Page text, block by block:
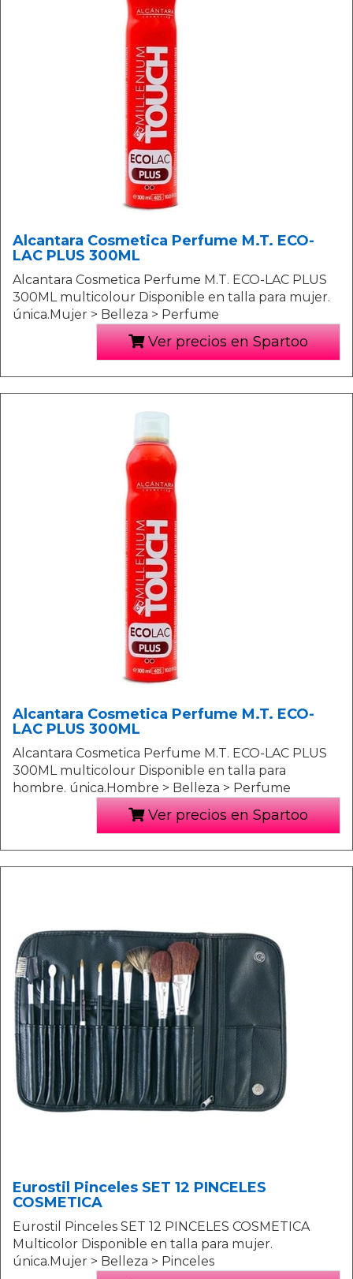
Alcantara Cosmetica Perfume M.T. ECO-
LAC PLUS 300ML
Alcantara Cosmetica Perfume M.T. ECO-LAC PLUS
300ML multicolour Disponible en talla para mujer.
única.Mujer > Belleza > Perfume
Ver precios en Spartoo
Alcantara Cosmetica Perfume M.T. ECO-
LAC PLUS 300ML
Alcantara Cosmetica Perfume M.T. ECO-LAC PLUS
300ML multicolour Disponible en talla para
hombre. única.Hombre > Belleza > Perfume
Ver precios en Spartoo
Eurostil Pinceles SET 12 PINCELES
COSMETICA
Eurostil Pinceles SET 12 PINCELES COSMETICA
Multicolor Disponible en talla para mujer.
única.Mujer > Belleza > Pinceles